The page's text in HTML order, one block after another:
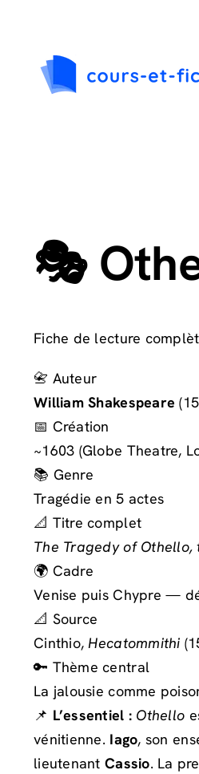
contenu
🎭
Fiche de lecture
📇 Auteur
William Shakespeare
📅 Création
~1603 (Globe Theatre,
📚 Genre
Tragédie en 5 actes
📐 Titre complet
The Tragedy of Othello,
🌍 Cadre
Venise puis Chypre —
📐 Source
Cinthio,Hecatommithi
🔑 Thème central
La jalousie comme
📌 L’essentiel : Othello
vénitienne. Iago, son
lieutenant Cassio. La